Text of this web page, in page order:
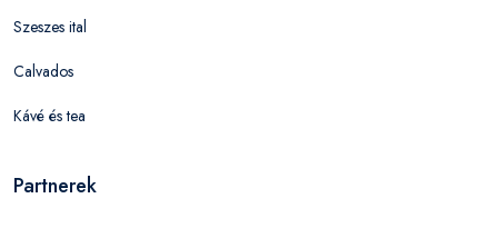
Szeszes ital
Calvados
Kávé és tea
Partnerek